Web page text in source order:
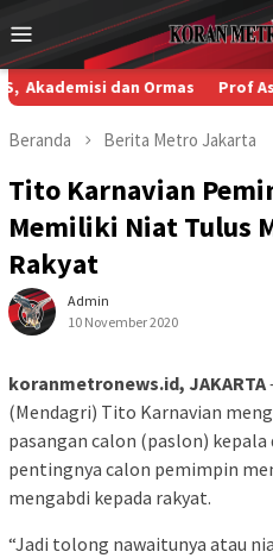
ke
konten
Menu
Mobile
dan Ormas Prof Asrorun
Beranda Berita Metro Jakarta
Tito Karnavian
Memiliki Niat Tulus
Rakyat
Admin
10 November 2020
koranmetronews.id, JAKARTA
(Mendagri) Tito Karnavian
pasangan calon (paslon) kepala
pentingnya calon pemimpin
mengabdi kepada rakyat.
“Jadi tolong nawaitunya atau